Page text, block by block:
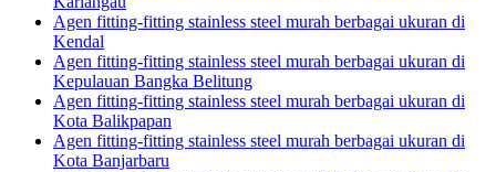
Agen fitting-fitting stainless steel murah berbagai ukuran di
Kendal
Agen fitting-fitting stainless steel murah berbagai ukuran di
Kepulauan Bangka Belitung
Agen fitting-fitting stainless steel murah berbagai ukuran di
Kota Balikpapan
Agen fitting-fitting stainless steel murah berbagai ukuran di
Kota Banjarbaru